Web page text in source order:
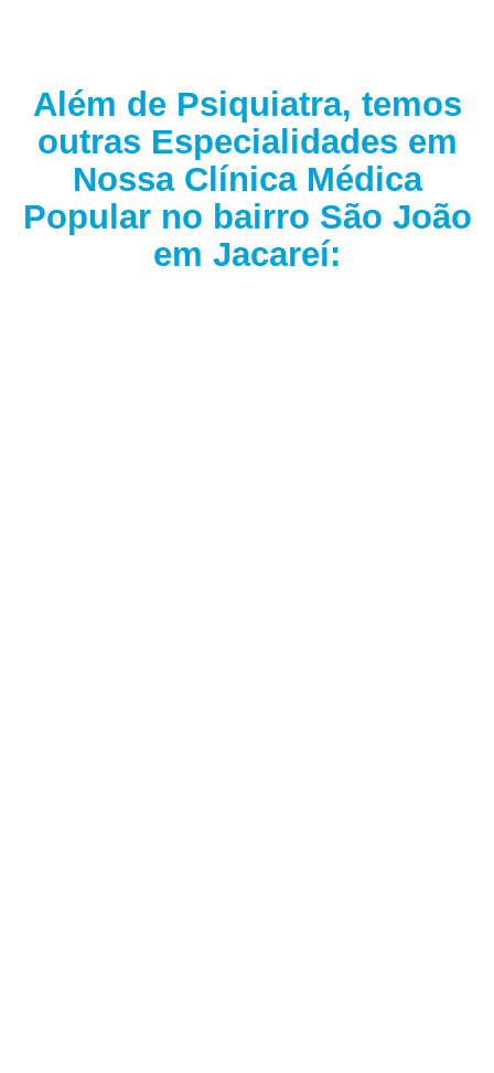
Além de Psiquiatra, temos
outras Especialidades em
Nossa Clínica Médica
Popular no bairro São João
em Jacareí: